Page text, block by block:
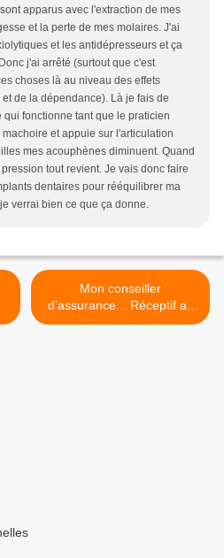
apparus avec l'extraction de mes
et la perte de mes molaires. J'ai
et les antidépresseurs et ça
j'ai arrêté (surtout que c'est
choses là au niveau des effets
de la dépendance). Là je fais de
qui fonctionne tant que le praticien
et appuie sur l'articulation
mes acouphènes diminuent. Quand
tout revient. Je vais donc faire
dentaires pour rééquilibrer ma
verrai bien ce que ça donne.
Mon conseiller
d’assurance... Réceptif au
handicap. >